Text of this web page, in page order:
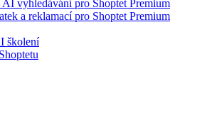
vyhledávání pro Shoptet Premium
a reklamací pro Shoptet Premium
školení